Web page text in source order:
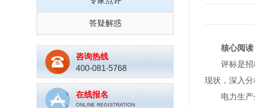
答疑解惑
咨询热线
400-081-5768
在线报名
ONLINE REGISTRATION
核心阅读
评标是
现状，深入
电力生